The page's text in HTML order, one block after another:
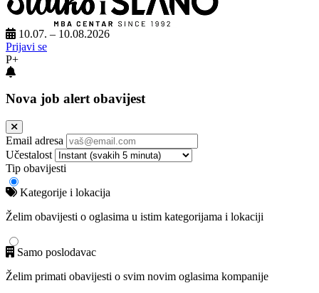
10.07. – 10.08.2026
Prijavi se
P+
Nova job alert obavijest
Email adresa
Učestalost
Tip obavijesti
Kategorije i lokacija
Želim obavijesti o oglasima u istim kategorijama i lokaciji
Samo poslodavac
Želim primati obavijesti o svim novim oglasima kompanije